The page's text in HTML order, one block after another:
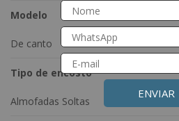
Modelo
De canto
Tipo de encosto
Almofadas Soltas
ENVIAR